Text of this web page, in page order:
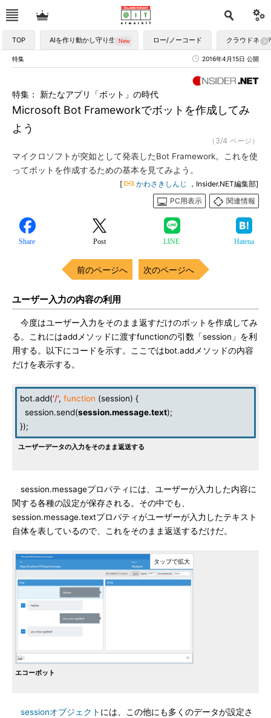
TOP AIを作り動かし守り生かす ロー/ノーコード クラウドネイ
特集 2016年4月15日 公開
Microsoft Bot Frameworkでボットを作成してみ
よう
特集： 新たなアプリ「ボット」の時代
（3/4 ページ）
マイクロソフトが突如として発表したBot Framework。これを使
ってボットを作成するための基本を見てみよう。
[ かわさきしんじ
，Insider.NET編集部]
PC用表示
関連情報
Share Post LINE Hatena
前のページへ 次のページへ
ユーザー入力の内容の利用
今度はユーザー入力をそのまま返すだけのボットを作成してみ
る。これにはaddメソッドに渡すfunctionの引数「session」を利
用する。以下にコードを示す。ここではbot.addメソッドの内容
だけを表示する。
bot.add('/', function (session) {
session.send(session.message.text);
});
ユーザーデータの入力をそのまま返送する
session.messageプロパティには、ユーザーが入力した内容に
関する各種の設定が保存される。その中でも、
session.message.textプロパティがユーザーが入力したテキスト
自体を表しているので、これをそのまま返送するだけだ。
エコーボット
sessionオブジェクト には、この他にも多くのデータが設定さ